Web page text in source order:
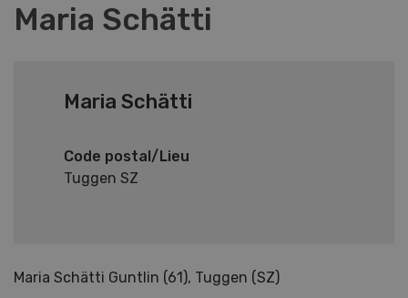
Maria Schätti
Maria Schätti
Code postal/Lieu
Tuggen SZ
Maria Schätti Guntlin (61), Tuggen (SZ)